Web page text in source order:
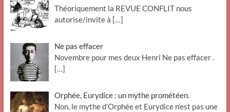
Théoriquement la REVUE CONFLIT nous
autorise/invite à […]
Ne pas effacer
Novembre pour mes deux Henri Ne pas effacer .
[…]
Orphée, Eurydice : un mythe prométéen.
Non, le mythe d’Orphée et Eurydice n’est pas une